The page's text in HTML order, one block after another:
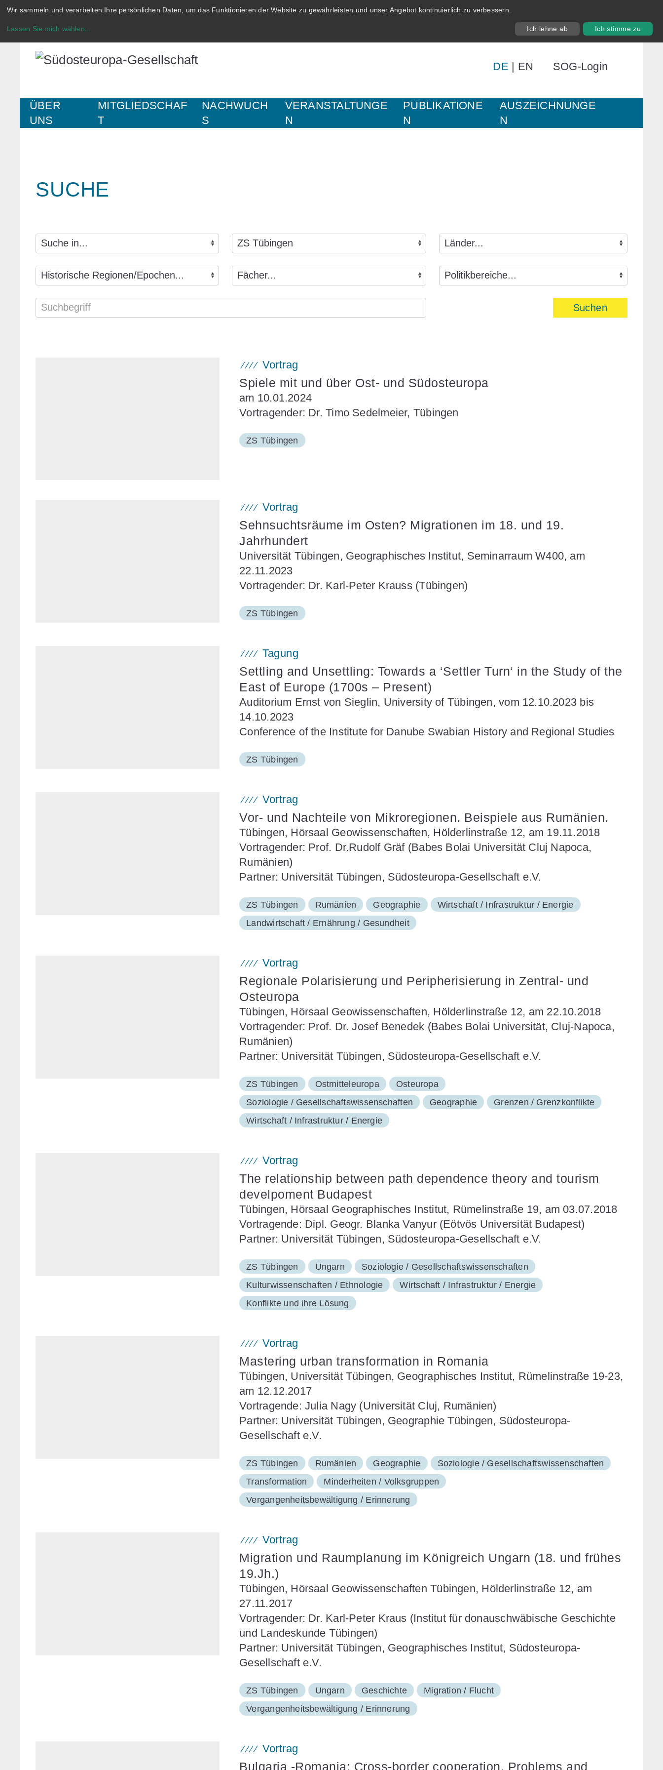
Wir sammeln und verarbeiten Ihre persönlichen Daten, um das Funktionieren der Website zu gewährleisten und unser Angebot kontinuierlich zu verbessern.
Lassen Sie mich wählen... Ich lehne ab Ich stimme zu
DE | EN SOG-Login
ÜBER
UNS
MITGLIEDSCHAF
T
NACHWUCH
S
VERANSTALTUNGE
N
PUBLIKATIONE
N
AUSZEICHNUNGE
N
SUCHE
Suchen
Vortrag
Spiele mit und über Ost- und Südosteuropa
am 10.01.2024
Vortragender: Dr. Timo Sedelmeier, Tübingen
ZS Tübingen
Vortrag
Sehnsuchtsräume im Osten? Migrationen im 18. und 19.
Jahrhundert
Universität Tübingen, Geographisches Institut, Seminarraum W400, am
22.11.2023
Vortragender: Dr. Karl-Peter Krauss (Tübingen)
ZS Tübingen
Tagung
Settling and Unsettling: Towards a ‘Settler Turn‘ in the Study of the
East of Europe (1700s – Present)
Auditorium Ernst von Sieglin, University of Tübingen, vom 12.10.2023 bis
14.10.2023
Conference of the Institute for Danube Swabian History and Regional Studies
ZS Tübingen
Vortrag
Vor- und Nachteile von Mikroregionen. Beispiele aus Rumänien.
Tübingen, Hörsaal Geowissenschaften, Hölderlinstraße 12, am 19.11.2018
Vortragender: Prof. Dr.Rudolf Gräf (Babes Bolai Universität Cluj Napoca,
Rumänien)
Partner: Universität Tübingen, Südosteuropa-Gesellschaft e.V.
ZS Tübingen Rumänien Geographie
Wirtschaft / Infrastruktur / Energie
Landwirtschaft / Ernährung / Gesundheit
Vortrag
Regionale Polarisierung und Peripherisierung in Zentral- und
Osteuropa
Tübingen, Hörsaal Geowissenschaften, Hölderlinstraße 12, am 22.10.2018
Vortragender: Prof. Dr. Josef Benedek (Babes Bolai Universität, Cluj-Napoca,
Rumänien)
Partner: Universität Tübingen, Südosteuropa-Gesellschaft e.V.
ZS Tübingen Ostmitteleuropa
Osteuropa
Soziologie / Gesellschaftswissenschaften
Geographie
Grenzen / Grenzkonflikte
Wirtschaft / Infrastruktur / Energie
Vortrag
The relationship between path dependence theory and tourism
develpoment Budapest
Tübingen, Hörsaal Geographisches Institut, Rümelinstraße 19, am 03.07.2018
Vortragende: Dipl. Geogr. Blanka Vanyur (Eötvös Universität Budapest)
Partner: Universität Tübingen, Südosteuropa-Gesellschaft e.V.
ZS Tübingen Ungarn
Soziologie / Gesellschaftswissenschaften
Kulturwissenschaften / Ethnologie
Wirtschaft / Infrastruktur / Energie
Konflikte und ihre Lösung
Vortrag
Mastering urban transformation in Romania
Tübingen, Universität Tübingen, Geographisches Institut, Rümelinstraße 19-23,
am 12.12.2017
Vortragende: Julia Nagy (Universität Cluj, Rumänien)
Partner: Universität Tübingen, Geographie Tübingen, Südosteuropa-
Gesellschaft e.V.
ZS Tübingen Rumänien Geographie
Soziologie / Gesellschaftswissenschaften
Transformation
Minderheiten / Volksgruppen
Vergangenheitsbewältigung / Erinnerung
Vortrag
Migration und Raumplanung im Königreich Ungarn (18. und frühes
19.Jh.)
Tübingen, Hörsaal Geowissenschaften Tübingen, Hölderlinstraße 12, am
27.11.2017
Vortragender: Dr. Karl-Peter Kraus (Institut für donauschwäbische Geschichte
und Landeskunde Tübingen)
Partner: Universität Tübingen, Geographisches Institut, Südosteuropa-
Gesellschaft e.V.
ZS Tübingen Ungarn Geschichte
Migration / Flucht
Vergangenheitsbewältigung / Erinnerung
Vortrag
Bulgaria -Romania: Cross-border cooperation. Problems and